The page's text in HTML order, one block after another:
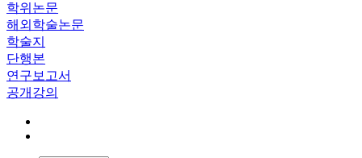
학위논문
해외학술논문
학술지
단행본
연구보고서
공개강의